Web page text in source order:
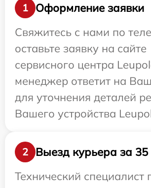
1
Оформление заявки
Свяжитесь с нами по
оставьте заявку на сайте
сервисного центра
менеджер ответит на
для уточнения деталей
Вашего устройства
2
Выезд курьера за 35
Технический специалист